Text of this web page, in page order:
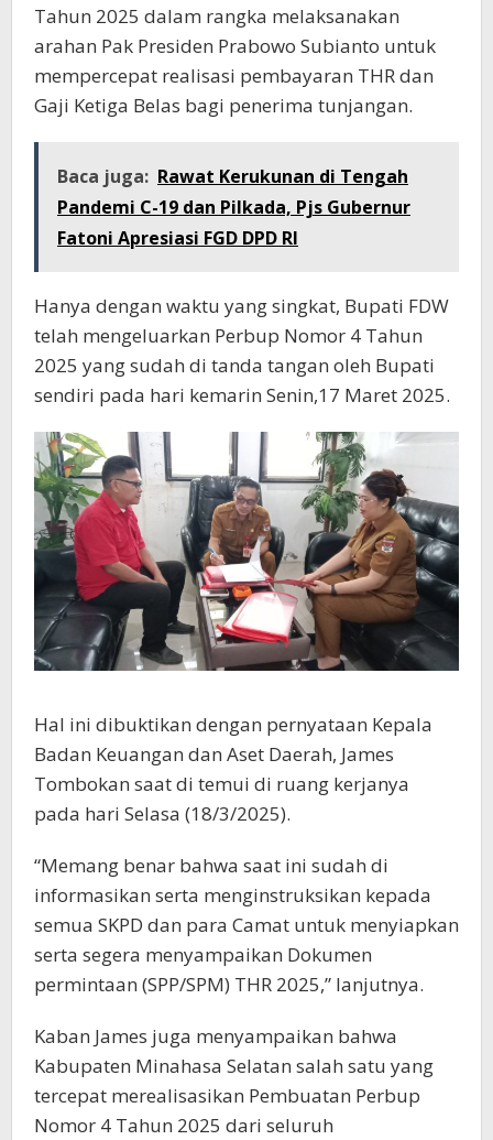
Tahun 2025 dalam rangka melaksanakan
arahan Pak Presiden Prabowo Subianto untuk
mempercepat realisasi pembayaran THR dan
Gaji Ketiga Belas bagi penerima tunjangan.
Baca juga: Rawat Kerukunan di Tengah
Pandemi C-19 dan Pilkada, Pjs Gubernur
Fatoni Apresiasi FGD DPD RI
Hanya dengan waktu yang singkat, Bupati FDW
telah mengeluarkan Perbup Nomor 4 Tahun
2025 yang sudah di tanda tangan oleh Bupati
sendiri pada hari kemarin Senin,17 Maret 2025.
Hal ini dibuktikan dengan pernyataan Kepala
Badan Keuangan dan Aset Daerah, James
Tombokan saat di temui di ruang kerjanya
pada hari Selasa (18/3/2025).
“Memang benar bahwa saat ini sudah di
informasikan serta menginstruksikan kepada
semua SKPD dan para Camat untuk menyiapkan
serta segera menyampaikan Dokumen
permintaan (SPP/SPM) THR 2025,” lanjutnya.
Kaban James juga menyampaikan bahwa
Kabupaten Minahasa Selatan salah satu yang
tercepat merealisasikan Pembuatan Perbup
Nomor 4 Tahun 2025 dari seluruh